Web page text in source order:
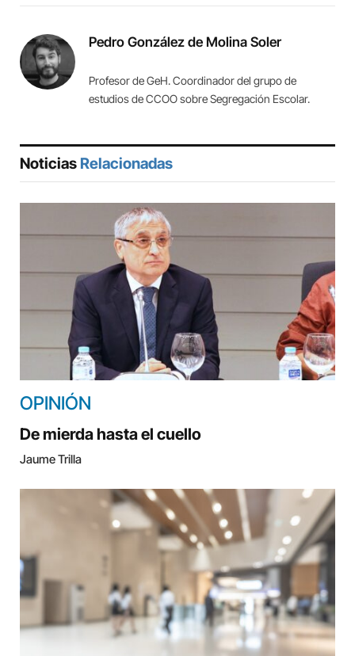
Pedro González de Molina Soler
Profesor de GeH. Coordinador del grupo de
estudios de CCOO sobre Segregación Escolar.
Noticias Relacionadas
OPINIÓN
De mierda hasta el cuello
Jaume Trilla